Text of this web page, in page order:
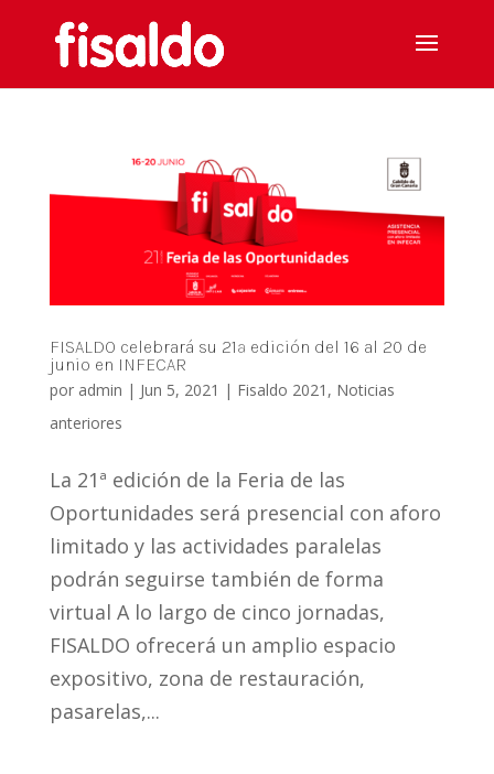
FISALDO celebrará su 21ª edición del 16 al 20 de
junio en INFECAR
por admin | Jun 5, 2021 | Fisaldo 2021 , Noticias
anteriores
La 21ª edición de la Feria de las
Oportunidades será presencial con aforo
limitado y las actividades paralelas
podrán seguirse también de forma
virtual A lo largo de cinco jornadas,
FISALDO ofrecerá un amplio espacio
expositivo, zona de restauración,
pasarelas,...